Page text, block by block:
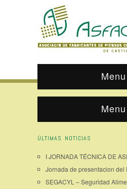
Menu
Menu
ÚLTIMAS NOTICIAS
I JORNADA TÉCNICA DE
Jornada de presentacion del
SEGACYL – Seguridad